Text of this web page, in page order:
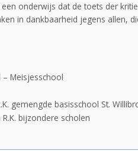
onderwijs dat de toets der
in dankbaarheid jegens allen,
Meisjesschool
gemengde basisschool St.
bijzondere scholen